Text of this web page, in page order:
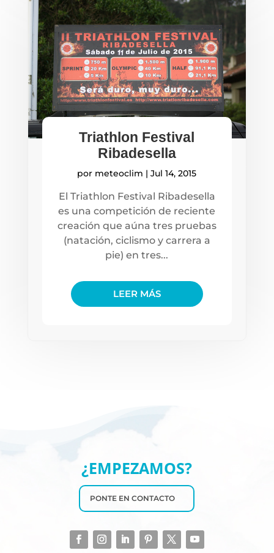
Triathlon Festival
Ribadesella
por meteoclim |Jul 14, 2015
El Triathlon Festival Ribadesella
es una competición de reciente
creación que aúna tres pruebas
(natación, ciclismo y carrera a
pie) en tres...
LEER MÁS
¿EMPEZAMOS?
PONTE EN CONTACTO